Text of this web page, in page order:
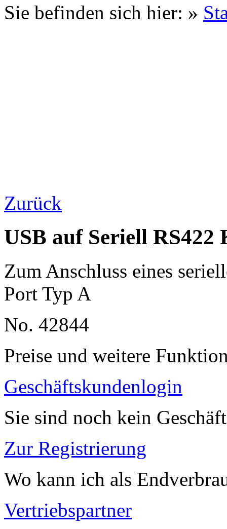
Sie befinden sich hier: »
Zurück
USB auf Seriell RS422
Zum Anschluss eines
Port Typ A
No. 42844
Preise und weitere
Geschäftskundenlogin
Sie sind noch kein
Zur Registrierung
Wo kann ich als
Vertriebspartner